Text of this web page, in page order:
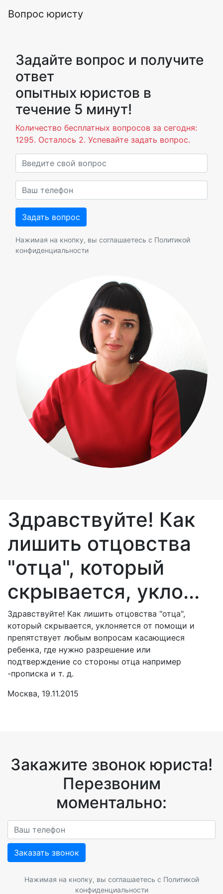
Вопрос юристу
Задайте вопрос и получите
ответ
опытных юристов в
течение 5 минут!
Количество бесплатных вопросов за сегодня:
1295. Осталось 2. Успевайте задать вопрос.
Нажимая на кнопку, вы соглашаетесь с Политикой
конфиденциальности
Здравствуйте! Как
лишить отцовства
"отца", который
скрывается, укло...
Здравствуйте! Как лишить отцовства "отца",
который скрывается, уклоняется от помощи и
препятствует любым вопросам касающиеся
ребенка, где нужно разрешение или
подтверждение со стороны отца например
-прописка и т. д.
Москва, 19.11.2015
Закажите звонок юриста!
Перезвоним
моментально:
Заказать звонок
Нажимая на кнопку, вы соглашаетесь с Политикой
конфиденциальности